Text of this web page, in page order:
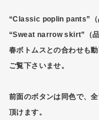
“Classic poplin pants”
“Sweat narrow skirt”（
春ボトムスとの合わせも
ご覧下さいませ。
前面のボタンは同色で、
頂けます。